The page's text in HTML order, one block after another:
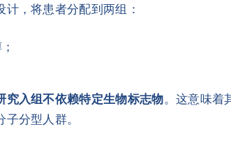
，将患者分配到两组：
究入组不依赖特定生物标志物。这意味着
分型人群。